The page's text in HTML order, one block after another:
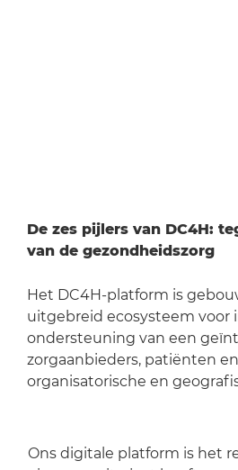
De zes pijlers van DC4H:
van de gezondheidszorg
Het DC4H-platform is
uitgebreid ecosysteem
ondersteuning van een
zorgaanbieders, patiënten
organisatorische en
Ons digitale platform is het